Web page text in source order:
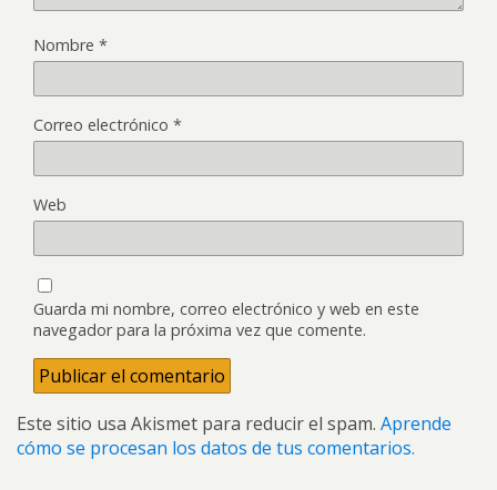
Nombre *
Correo electrónico *
Web
Guarda mi nombre, correo electrónico y web en este
navegador para la próxima vez que comente.
Este sitio usa Akismet para reducir el spam. Aprende
cómo se procesan los datos de tus comentarios.